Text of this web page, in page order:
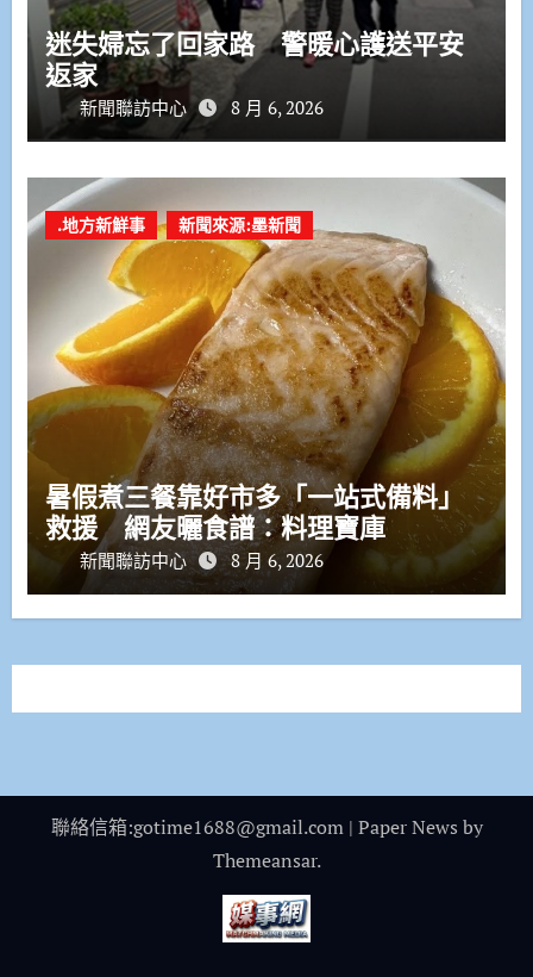
迷失婦忘了回家路 警暖心護送平安
返家
新聞聯訪中心 8 月 6, 2026
.地方新鮮事 新聞來源:墨新聞
暑假煮三餐靠好市多「一站式備料」
救援 網友曬食譜：料理寶庫
新聞聯訪中心 8 月 6, 2026
聯絡信箱:gotime1688@gmail.com | Paper News by
Themeansar.